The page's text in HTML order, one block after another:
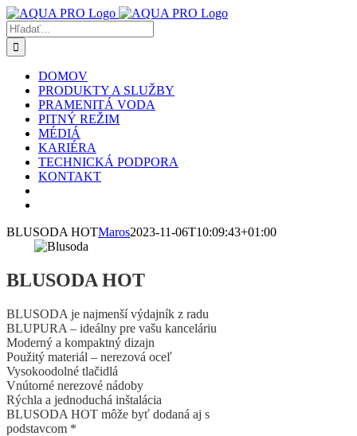
Skip
to
content
Hľadať:
DOMOV
PRODUKTY A SLUŽBY
PRAMENITÁ VODA
PITNÝ REŽIM
MÉDIÁ
KARIÉRA
TECHNICKÁ PODPORA
KONTAKT
BLUSODA HOTMaros2023-11-06T10:09:43+01:00
BLUSODA HOT
BLUSODA je najmenší výdajník z radu
BLUPURA – ideálny pre vašu kanceláriu
Moderný a kompaktný dizajn
Použitý materiál – nerezová oceľ
Vysokoodolné tlačidlá
Vnútorné nerezové nádoby
Rýchla a jednoduchá inštalácia
BLUSODA HOT môže byť dodaná aj s
podstavcom *